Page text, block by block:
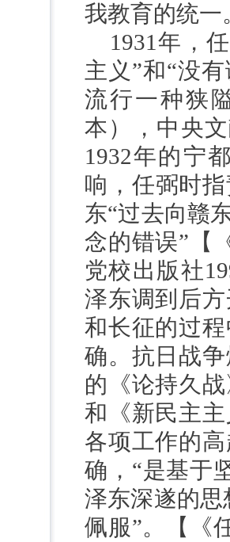
我教育的统一
1931 年，
主义”和“没
流行一种狭
本），中央
1932年的宁
响，任弼时
东“过去向赣
念的错误”【
党校出版社
泽东调到后
和长征的过
确。抗日战
的《论持久
和《新民主
各项工作的
确， “是基于
泽东深遂的思
佩服”。【《